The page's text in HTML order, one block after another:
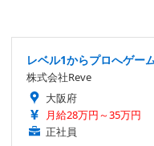
レベル1からプロへゲー
株式会社Reve
大阪府
月給28万円～35万円
正社員